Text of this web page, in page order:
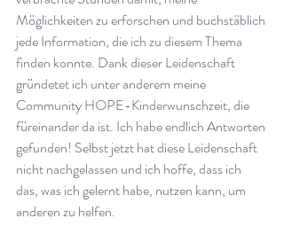
Möglichkeiten zu erforschen und buchstäblich
jede Information, die ich zu diesem Thema
finden konnte. Dank dieser Leidenschaft
gründetet ich unter anderem meine
Community HOPE-Kinderwunschzeit, die
füreinander da ist. Ich habe endlich Antworten
gefunden! Selbst jetzt hat diese Leidenschaft
nicht nachgelassen und ich hoffe, dass ich
das, was ich gelernt habe, nutzen kann, um
anderen zu helfen.